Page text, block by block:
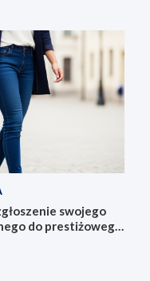
swojego
do prestiżowego